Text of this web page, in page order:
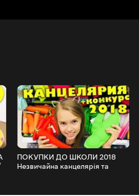
ПОКУПКИ ДО ШКОЛИ 2018
Незвичайна канцелярія та